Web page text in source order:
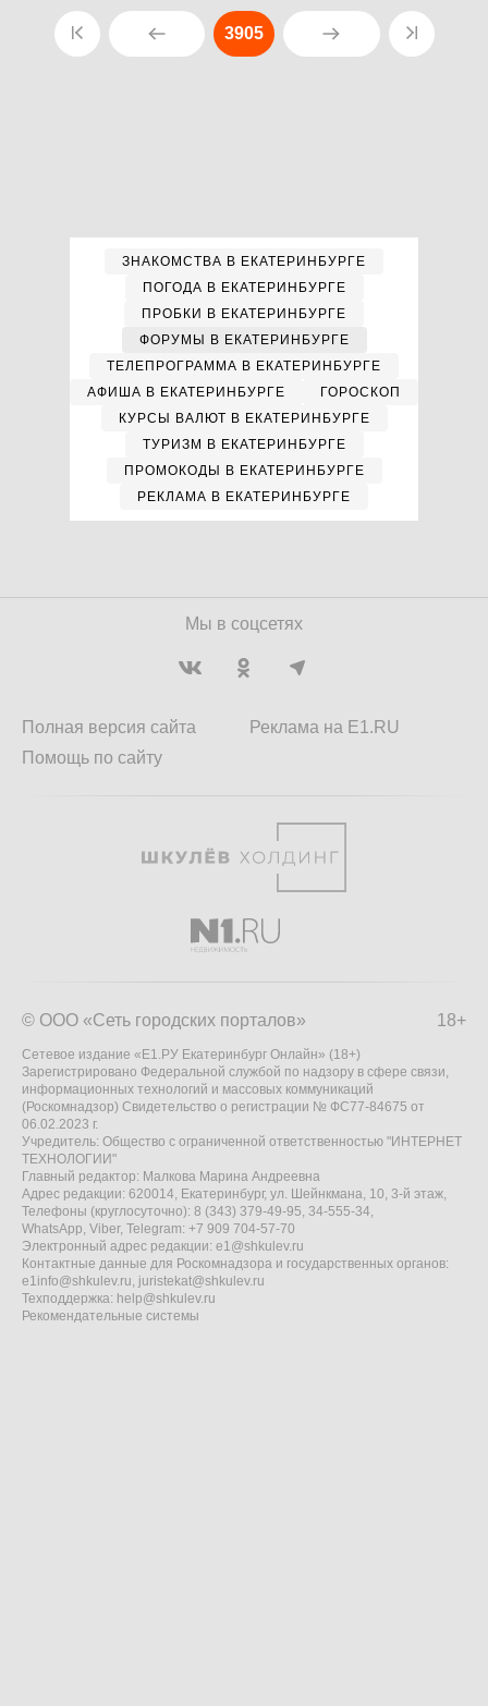
3905
ЗНАКОМСТВА В ЕКАТЕРИНБУРГЕ
ПОГОДА В ЕКАТЕРИНБУРГЕ
ПРОБКИ В ЕКАТЕРИНБУРГЕ
ФОРУМЫ В ЕКАТЕРИНБУРГЕ
ТЕЛЕПРОГРАММА В ЕКАТЕРИНБУРГЕ
АФИША В ЕКАТЕРИНБУРГЕ
ГОРОСКОП
КУРСЫ ВАЛЮТ В ЕКАТЕРИНБУРГЕ
ТУРИЗМ В ЕКАТЕРИНБУРГЕ
ПРОМОКОДЫ В ЕКАТЕРИНБУРГЕ
РЕКЛАМА В ЕКАТЕРИНБУРГЕ
Мы в соцсетях
Полная версия сайта
Помощь по сайту
Реклама на E1.RU
18+
© ООО «Сеть городских порталов»
Сетевое издание «Е1.РУ Екатеринбург Онлайн» (18+)
Зарегистрировано Федеральной службой по надзору в сфере связи,
информационных технологий и массовых коммуникаций
(Роскомнадзор) Свидетельство о регистрации № ФС77-84675 от
06.02.2023 г.
Учредитель: Общество с ограниченной ответственностью "ИНТЕРНЕТ
ТЕХНОЛОГИИ"
Главный редактор: Малкова Марина Андреевна
Адрес редакции: 620014, Екатеринбург, ул. Шейнкмана, 10, 3-й этаж,
Телефоны (круглосуточно): 8 (343) 379-49-95, 34-555-34,
WhatsApp, Viber, Telegram: +7 909 704-57-70
Электронный адрес редакции: e1@shkulev.ru
Контактные данные для Роскомнадзора и государственных органов:
e1info@shkulev.ru, juristekat@shkulev.ru
Техподдержка: help@shkulev.ru
Рекомендательные системы